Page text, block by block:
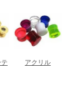
アクリル